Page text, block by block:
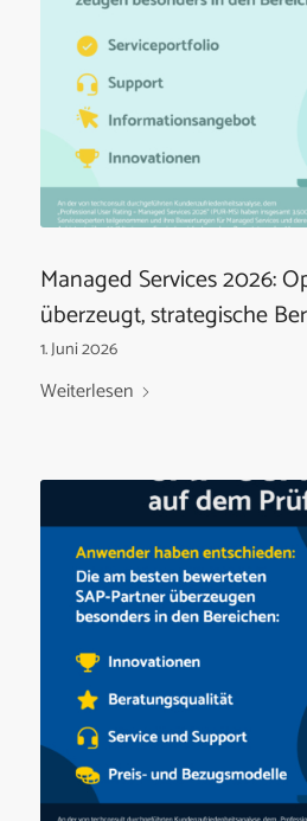
Managed Services 2026:
überzeugt, strategische
1. Juni 2026
Weiterlesen